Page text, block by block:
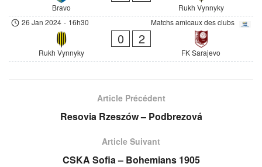
Bravo
Rukh Vynnyky
Matchs amicaux des clubs
26 Jan 2024 - 16h30
Rukh Vynnyky
0 2
FK Sarajevo
Article Précédent
Resovia Rzeszów – Podbrezová
Article Suivant
CSKA Sofia – Bohemians 1905